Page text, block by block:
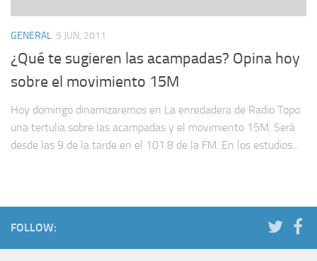
GENERAL 5 JUN, 2011
¿Qué te sugieren las acampadas? Opina hoy
sobre el movimiento 15M
Hoy domingo dinamizaremos en La enredadera de Radio Topo
una tertulia sobre las acampadas y el movimiento 15M. Será
desde las 9 de la tarde en el 101.8 de la FM. En los estudios...
FOLLOW: